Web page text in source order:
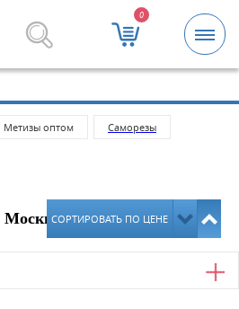
0
изделия оптом.
Метизы оптом Саморeзы
МосквеСОРТИРОВАТЬ ПО ЦЕНЕ